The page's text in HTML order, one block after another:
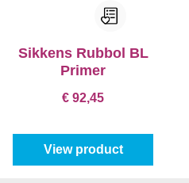
Sikkens Rubbol BL
Primer
€ 92,45
View product